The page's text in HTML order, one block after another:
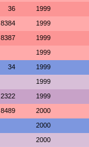
36 1999
8384 1999
8387 1999
1999
34 1999
1999
2322 1999
8489 2000
2000
2000